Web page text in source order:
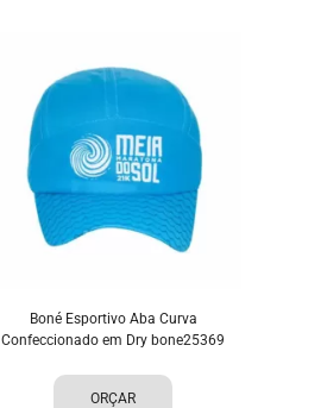
Boné Esportivo Aba Curva
Confeccionado em Dry bone25369
ORÇAR